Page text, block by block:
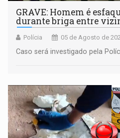
GRAVE: Homem é
durante briga entre
Polícia 05 de Agosto de
Caso será investigado pela